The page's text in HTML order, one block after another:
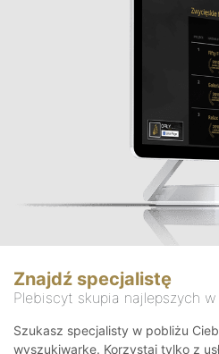
Znajdź specjalistę
Plebiscyt skupia najlepszych
Szukasz specjalisty w pobliżu
wyszukiwarkę. Korzystaj tylko z